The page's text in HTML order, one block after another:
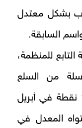
بشكل معتدل
السابقة.
للمنظمة،
من السلع
الغذائية المتداولة عالمياً، 130.7 نقطة في أبريل
عن مستواه المعدل في